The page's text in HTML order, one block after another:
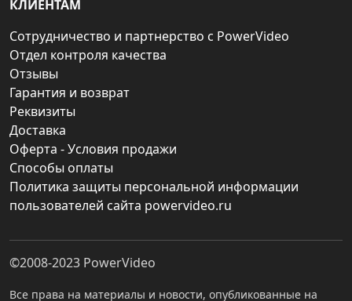
КЛИЕНТАМ
Сотрудничество и партнерство с PowerVideo
Отдел контроля качества
Отзывы
Гарантия и возврат
Реквизиты
Доставка
Оферта - Условия продажи
Способы оплаты
Политика защиты персональной информации
пользователей сайта powervideo.ru
©2008-2023 PowerVideo
Все права на материалы и новости, опубликованные на